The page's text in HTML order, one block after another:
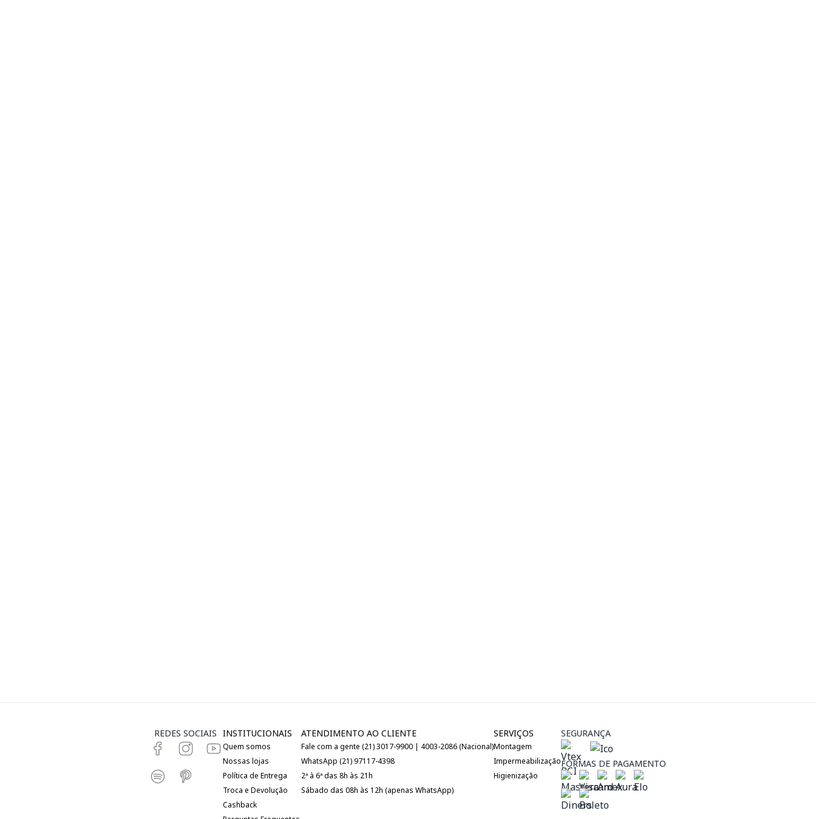
REDES SOCIAIS INSTITUCIONAIS
Quem somos
Nossas lojas
Política de Entrega
Troca e Devolução
Cashback
ATENDIMENTO AO CLIENTE
Fale com a gente (21) 3017-9900 | 4003-2086 (Nacional)
WhatsApp (21) 97117-4398
2ª à 6ª das 8h às 21h
Sábado das 08h às 12h (apenas WhatsApp)
SERVIÇOS
Montagem
Impermeabilização
Higienização
SEGURANÇA
FORMAS DE PAGAMENTO